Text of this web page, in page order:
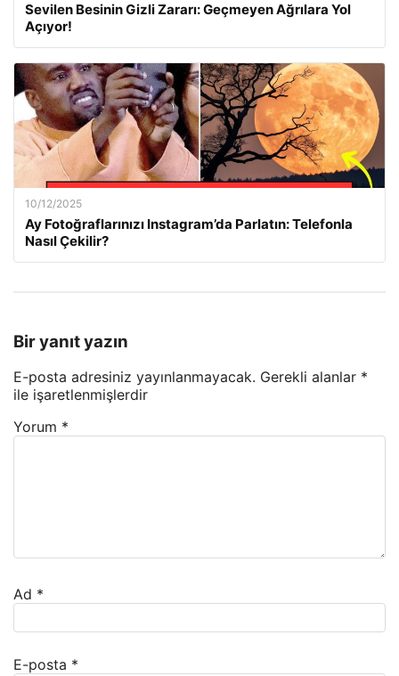
Sevilen Besinin Gizli Zararı: Geçmeyen Ağrılara Yol
Açıyor!
10/12/2025
Ay Fotoğraflarınızı Instagram’da Parlatın: Telefonla
Nasıl Çekilir?
Bir yanıt yazın
E-posta adresiniz yayınlanmayacak. Gerekli alanlar *
ile işaretlenmişlerdir
Yorum *
Ad *
E-posta *